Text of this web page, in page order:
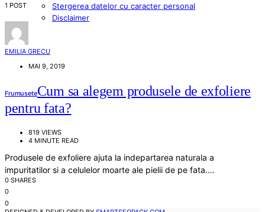
Stergerea datelor cu caracter personal
Disclaimer
1 POST
EMILIA GRECU
MAI 9, 2019
FrumuseteCum sa alegem produsele de exfoliere
pentru fata?
819 VIEWS
4 MINUTE READ
Produsele de exfoliere ajuta la indepartarea naturala a
impuritatilor si a celulelor moarte ale pielii de pe fata.…
0 SHARES
0
0